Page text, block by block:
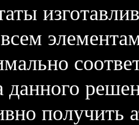
получить